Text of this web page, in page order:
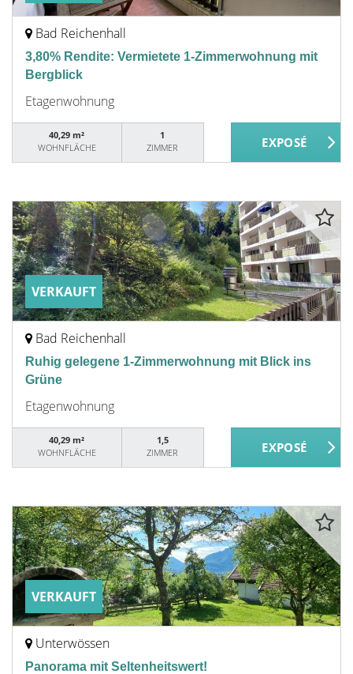
Bad Reichenhall
3,80% Rendite: Vermietete 1-Zimmerwohnung mit
Bergblick
Etagenwohnung
40,29 m²
WOHNFLÄCHE
1
ZIMMER
VERKAUFT
Bad Reichenhall
Ruhig gelegene 1-Zimmerwohnung mit Blick ins
Grüne
Etagenwohnung
40,29 m²
WOHNFLÄCHE
1,5
ZIMMER
VERKAUFT
Unterwössen
Panorama mit Seltenheitswert!